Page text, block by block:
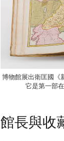
博物館展出衛匡國《
它是第一部
館長與收